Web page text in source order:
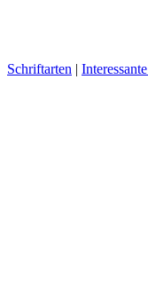
Schriftarten |